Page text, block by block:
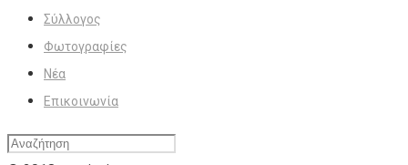
Σύλλογος
Φωτογραφίες
Νέα
Επικοινωνία